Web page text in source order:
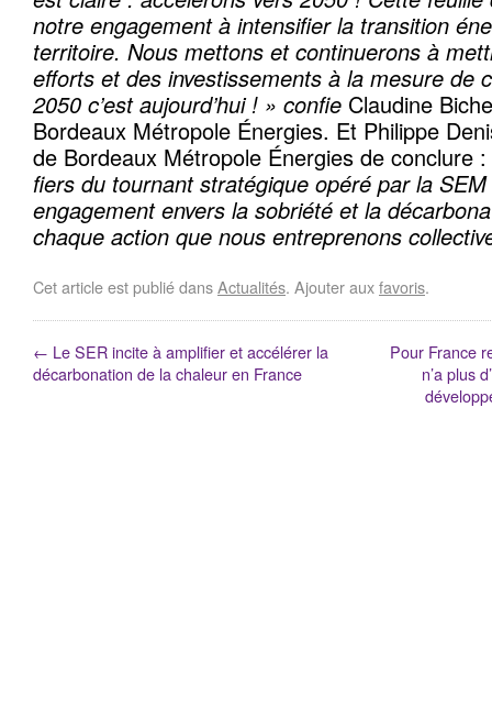
notre engagement à intensifier la transition
territoire. Nous mettons et continuerons à
efforts et des investissements à la mesure de
2050 c’est aujourd’hui ! » confie Claudine
Bordeaux Métropole Énergies. Et Philippe
de Bordeaux Métropole Énergies de conclure :
fiers du tournant stratégique opéré par la
engagement envers la sobriété et la
chaque action que nous entreprenons
Cet article est publié dansActualités. Ajouter auxfavoris.
← Le SER incite à amplifier et accélérer la
décarbonation de la chaleur en France
Pour France
n’a plus